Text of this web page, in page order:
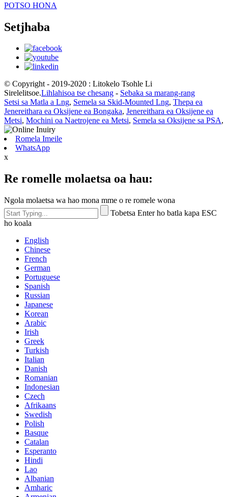
POTSO HONA
Setjhaba
© Copyright - 2019-2020 : Litokelo Tsohle Li
Sirelelitsoe.Lihlahisoa tse chesang - Sebaka sa marang-rang
Setsi sa Matla a Lng, Semela sa Skid-Mounted Lng, Thepa ea
Jenereithara ea Oksijene ea Bongaka, Jenereithara ea Oksijene ea
Metsi, Mochini oa Naetrojene ea Metsi, Semela sa Oksijene sa PSA,
Romela Imeile
WhatsApp
x
Re romelle molaetsa oa hau:
Ngola molaetsa wa hao mona mme o re romele wona
Tobetsa Enter ho batla kapa ESC
ho koala
English
Chinese
French
German
Portuguese
Spanish
Russian
Japanese
Korean
Arabic
Irish
Greek
Turkish
Italian
Danish
Romanian
Indonesian
Czech
Afrikaans
Swedish
Polish
Basque
Catalan
Esperanto
Hindi
Lao
Albanian
Amharic